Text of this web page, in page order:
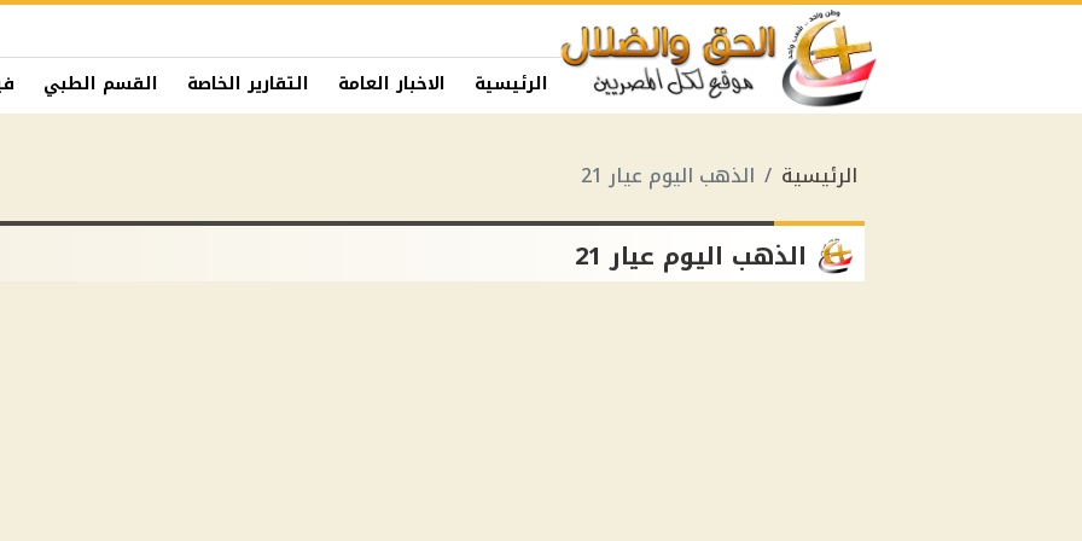
الرئيسية الاخبار العامة التقارير الخاصة القسم الطبي
الرئيسية الذهب اليوم عيار 21
الذهب اليوم عيار 21